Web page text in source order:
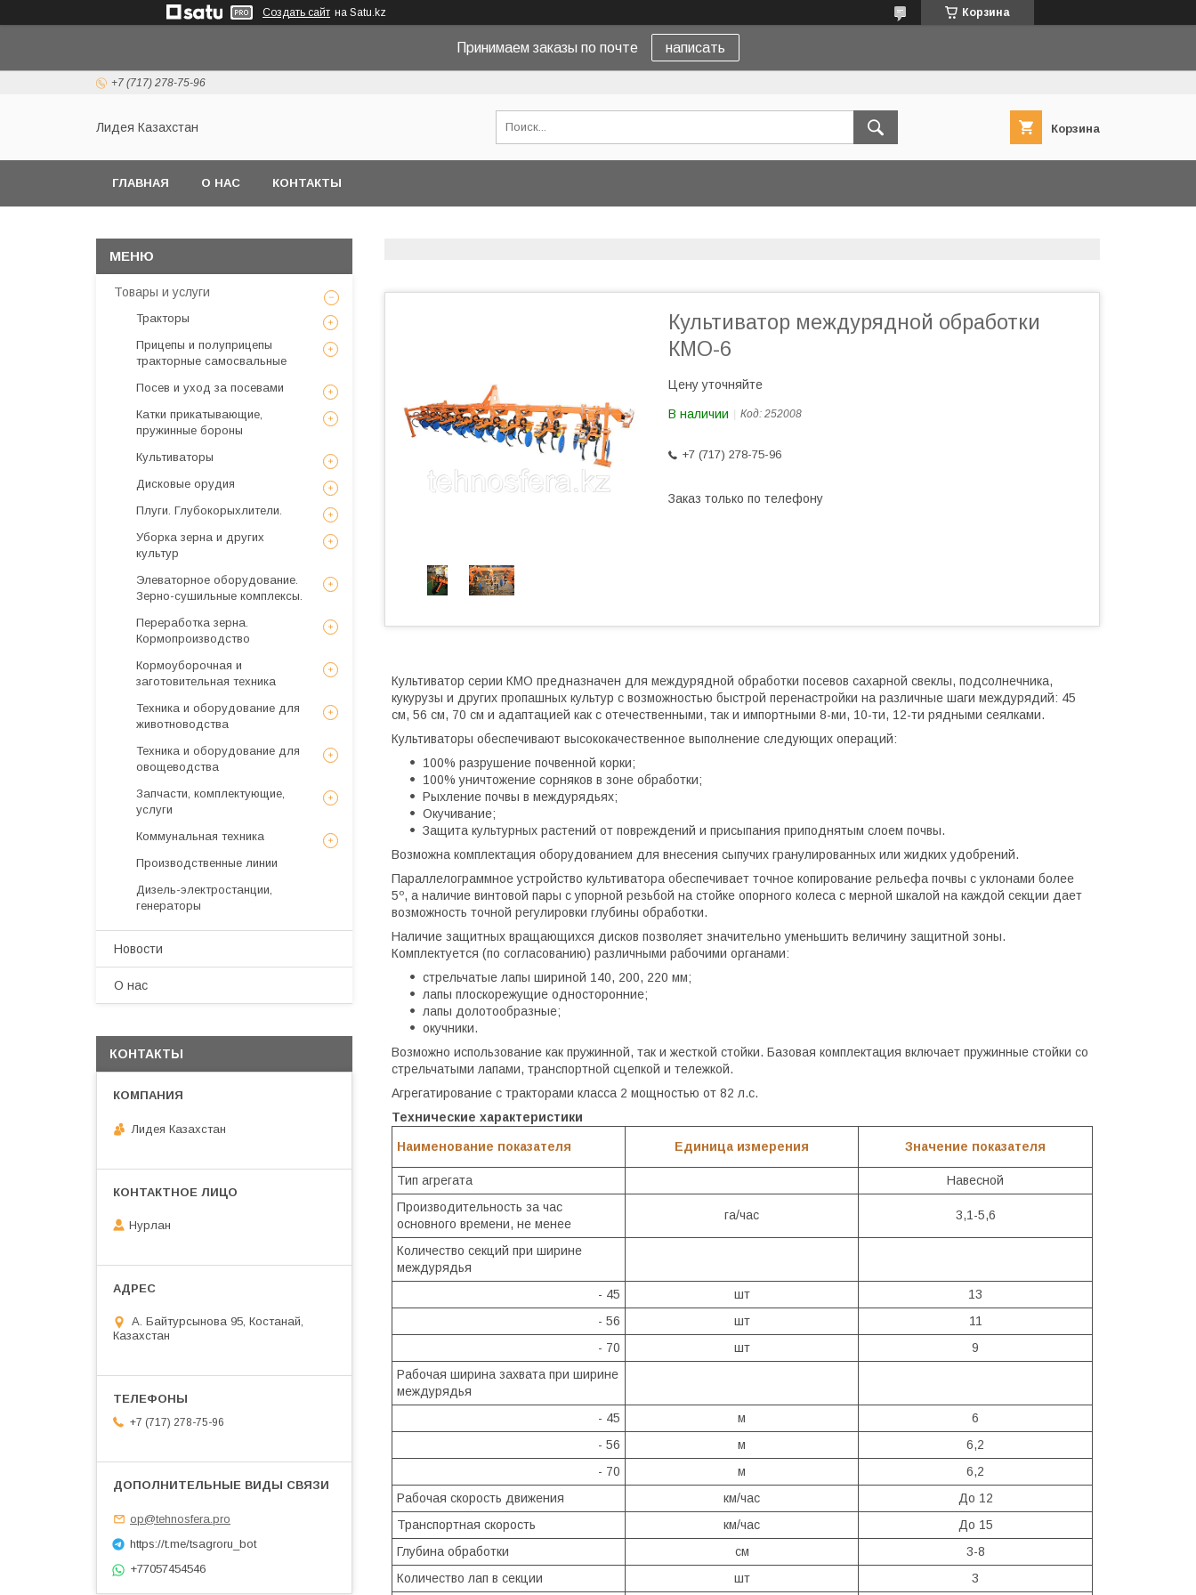
Создать сайт на Satu.kz Корзина
Принимаем заказы по почте написать
+7 (717) 278-75-96
Лидея Казахстан Корзина
ГЛАВНАЯ О НАС КОНТАКТЫ
Культиватор междурядной обработки
КМО-6
Цену уточняйте
В наличии Код: 252008
+7 (717) 278-75-96
Заказ только по телефону
Культиватор серии КМО предназначен для междурядной обработки посевов сахарной свеклы, подсолнечника,
кукурузы и других пропашных культур с возможностью быстрой перенастройки на различные шаги междурядий: 45
см, 56 см, 70 см и адаптацией как с отечественными, так и импортными 8-ми, 10-ти, 12-ти рядными сеялками.
Культиваторы обеспечивают высококачественное выполнение следующих операций:
100% разрушение почвенной корки;
100% уничтожение сорняков в зоне обработки;
Рыхление почвы в междурядьях;
Окучивание;
Защита культурных растений от повреждений и присыпания приподнятым слоем почвы.
Возможна комплектация оборудованием для внесения сыпучих гранулированных или жидких удобрений.
Параллелограммное устройство культиватора обеспечивает точное копирование рельефа почвы с уклонами более
5º, а наличие винтовой пары с упорной резьбой на стойке опорного колеса с мерной шкалой на каждой секции дает
возможность точной регулировки глубины обработки.
Наличие защитных вращающихся дисков позволяет значительно уменьшить величину защитной зоны.
Комплектуется (по согласованию) различными рабочими органами:
стрельчатые лапы шириной 140, 200, 220 мм;
лапы плоскорежущие односторонние;
лапы долотообразные;
окучники.
Возможно использование как пружинной, так и жесткой стойки. Базовая комплектация включает пружинные стойки со
стрельчатыми лапами, транспортной сцепкой и тележкой.
Агрегатирование с тракторами класса 2 мощностью от 82 л.с.
Технические характеристики
Наименование показателя Единица измерения Значение показателя
Тип агрегата
Навесной
Производительность за час
основного времени, не менее
га/час 3,1-5,6
Количество секций при ширине
междурядья
- 45
шт
13
- 56
шт
11
- 70
шт
9
Рабочая ширина захвата при ширине
междурядья
- 45
м
6
- 56
м
6,2
- 70
м
6,2
Рабочая скорость движения
км/час
До 12
Транспортная скорость
км/час
До 15
Глубина обработки
см
3-8
Количество лап в секции
шт 3
Товары и услуги
Тракторы
Прицепы и полуприцепы
тракторные самосвальные
Посев и уход за посевами
Катки прикатывающие,
пружинные бороны
Культиваторы
Дисковые орудия
Плуги. Глубокорыхлители.
Уборка зерна и других
культур
Элеваторное оборудование.
Зерно-сушильные комплексы.
Переработка зерна.
Кормопроизводство
Кормоуборочная и
заготовительная техника
Техника и оборудование для
животноводства
Техника и оборудование для
овощеводства
Запчасти, комплектующие,
услуги
Коммунальная техника
Производственные линии
Дизель-электростанции,
генераторы
Новости
О нас
КОНТАКТЫ
Лидея Казахстан
Нурлан
А. Байтурсынова 95, Костанай,
Казахстан
+7 (717) 278-75-96
op@tehnosfera.pro
https://t.me/tsagroru_bot
+77057454546